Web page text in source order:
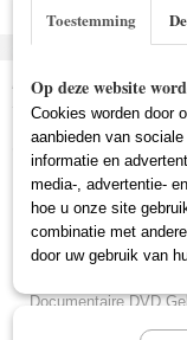
Home >Gebruikte
Gebruikte
Actie DVD Gebruikt
Box Sets Gebruikt
Documentaire DVD
Drama DVD Gebruikt
Toestemming
Op deze website
Cookies worden door
aanbieden van
informatie en
media-, advertentie-
hoe u onze site
combinatie met
door uw gebruik van